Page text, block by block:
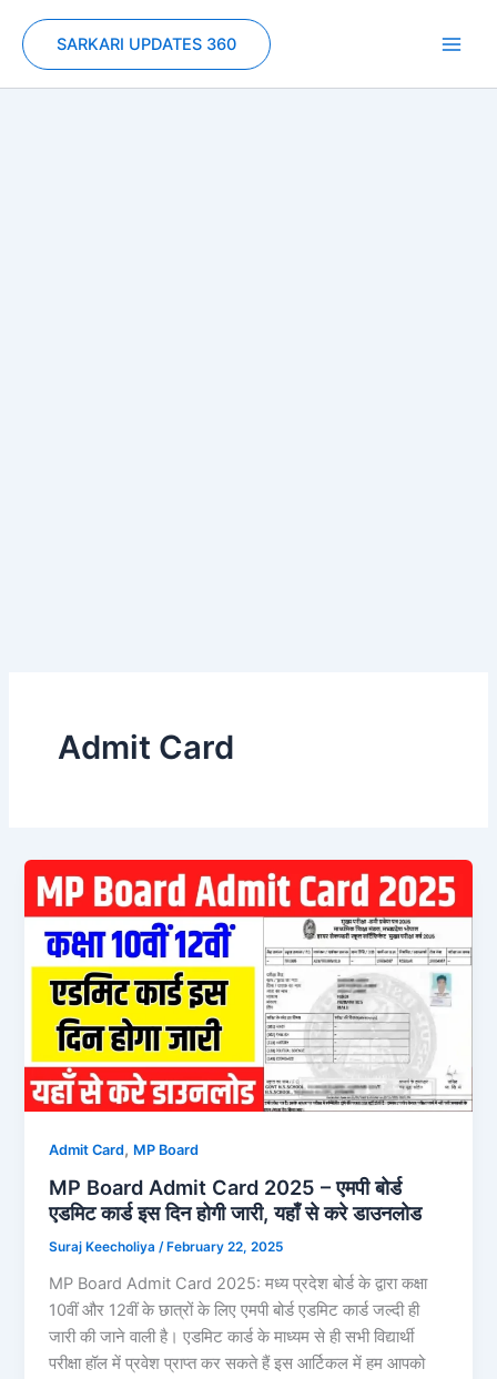
content
SARKARI UPDATES 360
Admit Card
Admit Card, MP Board
MP Board Admit Card 2025 – एमपी बोर्ड
एडमिट कार्ड इस दिन होगी जारी, यहाँ से करे डाउनलोड
Suraj Keecholiya/ February 22, 2025
MP Board Admit Card 2025: मध्य प्रदेश बोर्ड के द्वारा कक्षा
10वीं और 12वीं के छात्रों के लिए एमपी बोर्ड एडमिट कार्ड जल्दी ही
जारी की जाने वाली है। एडमिट कार्ड के माध्यम से ही सभी विद्यार्थी
परीक्षा हॉल में प्रवेश प्राप्त कर सकते हैं इस आर्टिकल में हम आपको